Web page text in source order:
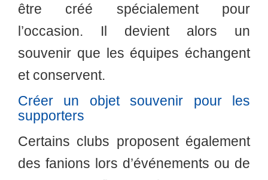
être créé spécialement pour
l’occasion. Il devient alors un
souvenir que les équipes échangent
et conservent.
Créer un objet souvenir pour les
supporters
Certains clubs proposent également
des fanions lors d’événements ou de